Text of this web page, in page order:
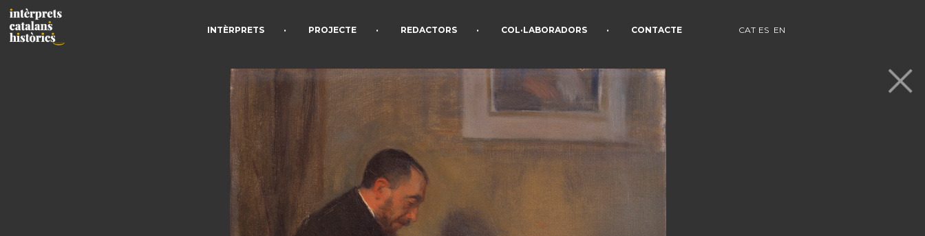
INTÈRPRETS • PROJECTE • REDACTORS • COL·LABORADORS • CONTACTE CAT ES EN